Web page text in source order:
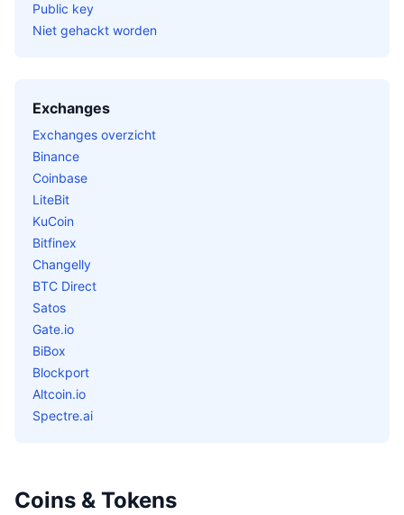
Public key
Niet gehackt worden
Exchanges
Exchanges overzicht
Binance
Coinbase
LiteBit
KuCoin
Bitfinex
Changelly
BTC Direct
Satos
Gate.io
BiBox
Blockport
Altcoin.io
Spectre.ai
Coins & Tokens